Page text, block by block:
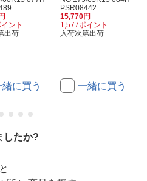
ント
出荷
緒に買う
PSR08442
15,770円
1,577ポイント
入荷次第出荷
一緒に買う
したか?